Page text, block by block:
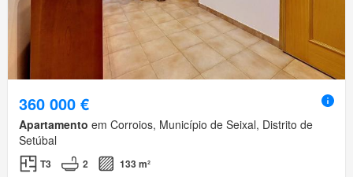
360 000 €
Apartamento em Corroios, Município de Seixal, Distrito de
Setúbal
T3 2
133 m²